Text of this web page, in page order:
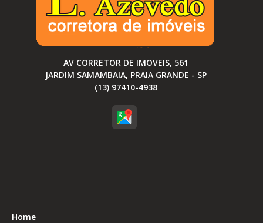
AV CORRETOR DE IMOVEIS, 561
JARDIM SAMAMBAIA, PRAIA GRANDE - SP
(13) 97410-4938
Home